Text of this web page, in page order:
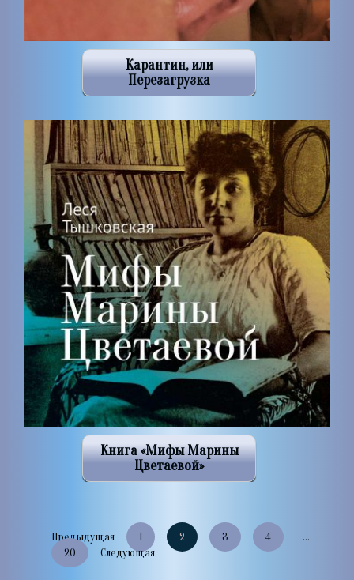
Карантин, или
Перезагрузка
Книга «Мифы Марины
Цветаевой»
Предыдущая 1 2 3 4
20
Следующая